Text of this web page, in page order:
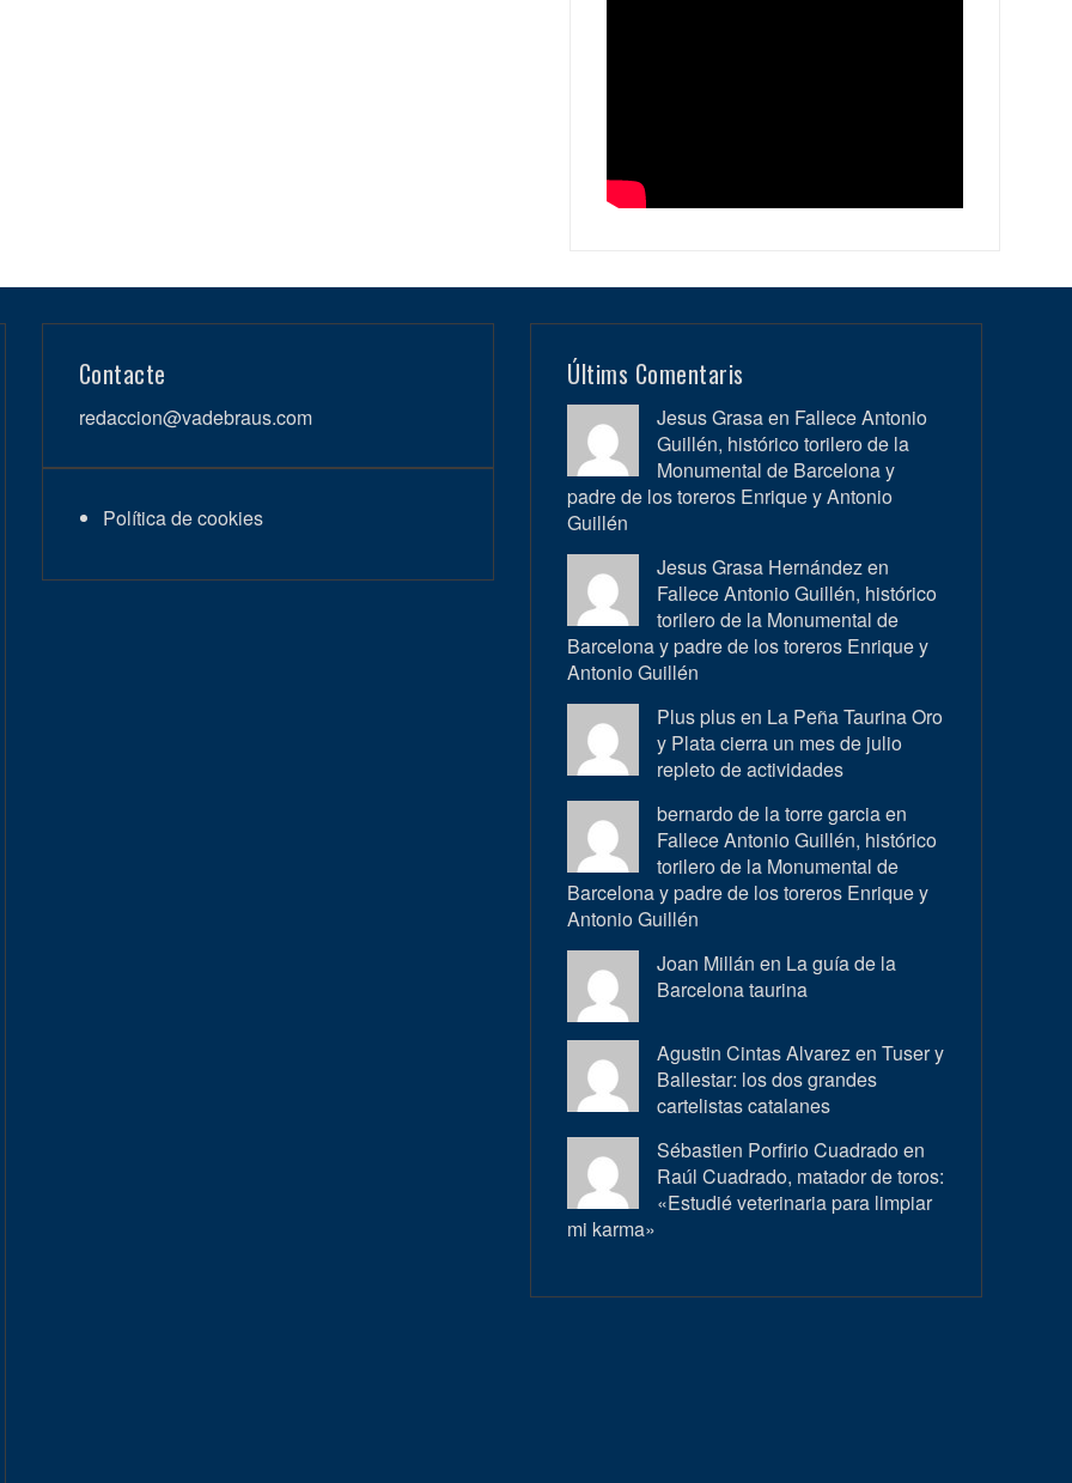
Contacte
redaccion@vadebraus.com
Política de cookies
Últims Comentaris
Jesus Grasa en Fallece Antonio
Guillén, histórico torilero de la
Monumental de Barcelona y
padre de los toreros Enrique y Antonio
Guillén
Jesus Grasa Hernández en
Fallece Antonio Guillén, histórico
torilero de la Monumental de
Barcelona y padre de los toreros Enrique y
Antonio Guillén
Plus plus en La Peña Taurina Oro
y Plata cierra un mes de julio
repleto de actividades
bernardo de la torre garcia en
Fallece Antonio Guillén, histórico
torilero de la Monumental de
Barcelona y padre de los toreros Enrique y
Antonio Guillén
Joan Millán en La guía de la
Barcelona taurina
Agustin Cintas Alvarez enTuser y
Ballestar: los dos grandes
cartelistas catalanes
Sébastien Porfirio Cuadrado en
Raúl Cuadrado, matador de toros:
«Estudié veterinaria para limpiar
mi karma»